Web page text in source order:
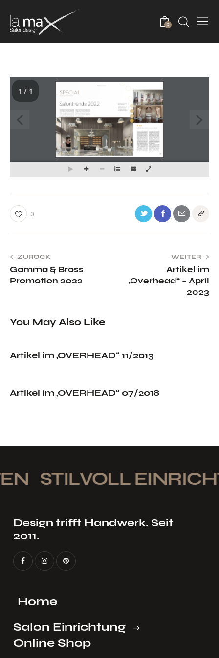
0
1 / 1
0
ZURÜCK
Gamma & Bross
Promotion 2022
WEITER
Artikel im
„Overhead“ – April
2023
You May Also Like
Artikel im „OVERHEAD“ 11/2013
Artikel im „OVERHEAD“ 07/2018
STILVOLL
Design trifft Handwerk. Seit
2011.
Home
Salon Einrichtung
Online Shop